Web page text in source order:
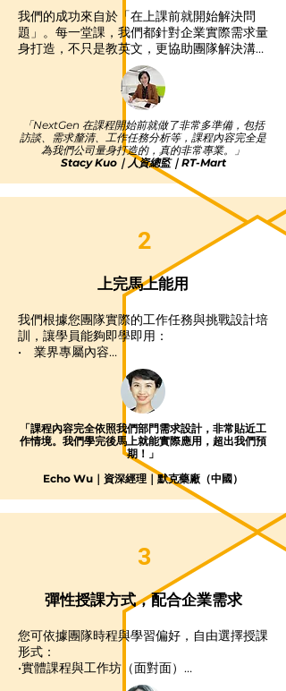
我們的成功來自於「在上課前就開始解決問
題」。每一堂課，我們都針對企業實際需求量
身打造，不只是教英文，更協助團隊解決溝通
我們透過三個步驟，深入了解您的團隊狀況：
•客戶訪談：掌握當前公司的溝通痛點
•學員訪談：深入了解每位學員的工作任務
•課前情境設計：分析實際工作中會用到的語
言情境
這樣的規劃流程，確保每堂課都「有用、實
「NextGen 在課程開始前就做了非常多準備，包括
訪談、需求釐清、工作任務分析等，課程內容完全是
為我們公司量身打造的，真的非常專業。」
Stacy Kuo｜人資總監｜RT-Mart
2
上完馬上能用
我們根據您團隊實際的工作任務與挑戰設計培
訓，讓學員能夠即學即用：
•　業界專屬內容
•　結構化溝通框架
「課程內容完全依照我們部門需求設計，非常貼近工
作情境。我們學完後馬上就能實際應用，超出我們預
期！」
Echo Wu｜資深經理｜默克藥廠（中國）
3
彈性授課方式，配合企業需求
您可依據團隊時程與學習偏好，自由選擇授課
形式：
•實體課程與工作坊（面對面）
•線上課程與網路研討會（Zoom / Teams /